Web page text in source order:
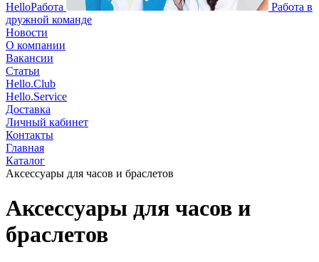
HelloРабота
Работа в
дружной команде
Новости
О компании
Вакансии
Статьи
Hello.Club
Hello.Service
Доставка
Личный кабинет
Контакты
Главная
Каталог
Аксессуары для часов и браслетов
Аксессуары для часов и
браслетов